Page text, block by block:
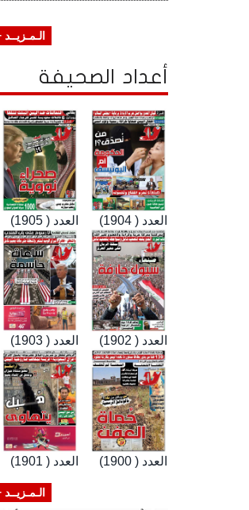
أعداد الصحيفة
العدد ( 1905) العدد ( 1904)
العدد ( 1903) العدد ( 1902)
العدد ( 1901) العدد ( 1900)